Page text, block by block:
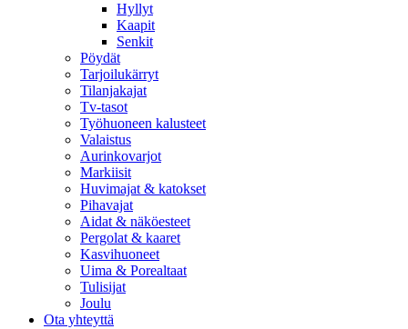
Hyllyt
Kaapit
Senkit
Pöydät
Tarjoilukärryt
Tilanjakajat
Tv-tasot
Työhuoneen kalusteet
Valaistus
Aurinkovarjot
Markiisit
Huvimajat & katokset
Pihavajat
Aidat & näköesteet
Pergolat & kaaret
Kasvihuoneet
Uima & Porealtaat
Tulisijat
Joulu
Ota yhteyttä